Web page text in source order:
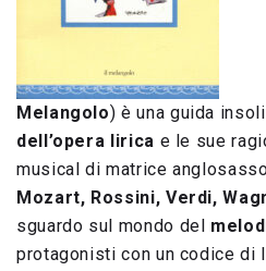
Melangolo) è una guida
dell’opera lirica e le sue
musical di matrice
Mozart, Rossini, Verdi,
sguardo sul mondo del
protagonisti con un codice di